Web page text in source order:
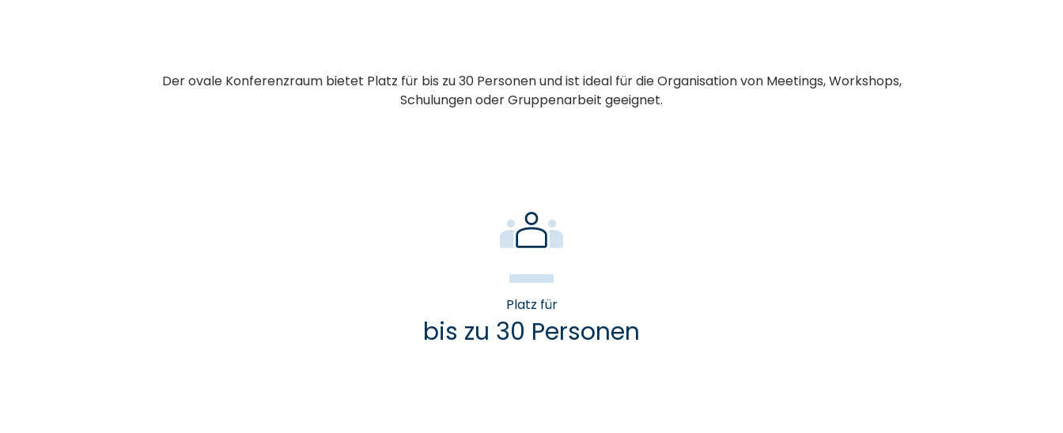
Der ovale Konferenzraum bietet Platz für bis zu 30 Personen und ist ideal für die Organisation von Meetings, Workshops,
Schulungen oder Gruppenarbeit geeignet.
bis zu 30 Personen
Platz für